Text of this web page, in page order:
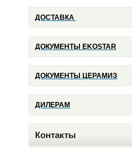
ДОСТАВКА
ДОКУМЕНТЫ EKOSTAR
ДОКУМЕНТЫ ЦЕРАМИЗ
ДИЛЕРАМ
Контакты